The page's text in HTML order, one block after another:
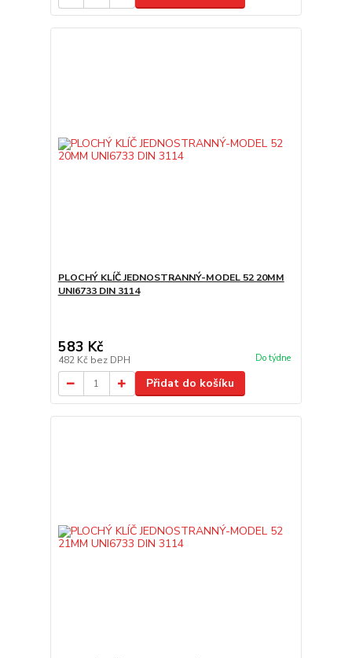
PLOCHÝ KLÍČ JEDNOSTRANNÝ-MODEL 52 20MM
UNI6733 DIN 3114
583 Kč
482 Kč bez DPH Do týdne
Přidat do košíku